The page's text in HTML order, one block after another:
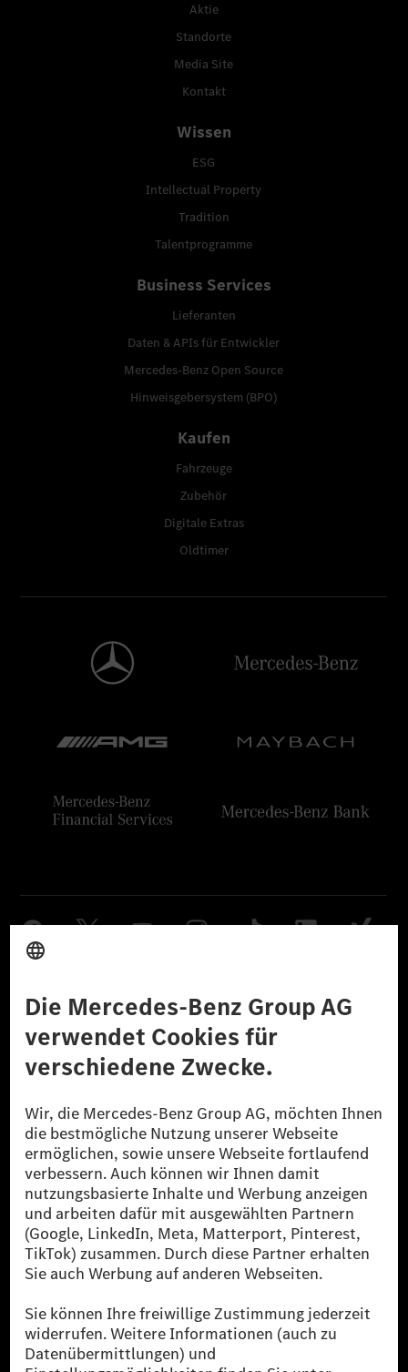
Aktie
Standorte
Media Site
Kontakt
Wissen
ESG
Intellectual Property
Tradition
Talentprogramme
Business Services
Lieferanten
Daten & APIs für Entwickler
Mercedes-Benz Open Source
Hinweisgebersystem (BPO)
Kaufen
Fahrzeuge
Zubehör
Digitale Extras
Oldtimer
Datenschutz Lizenzhinweise Dritter Barrierefreiheit
© 2026 Mercedes-Benz Group AG. Alle Rechte vorbehalten.
[1] Bilanziell CO₂-neutral bedeutet, dass nicht vermiedene oder nicht
reduzierte CO₂-Emissionen bei der Mercedes-Benz Group durch
zertifizierte Ausgleichsprojekte kompensiert werden.
[2] Renewable Charging ist ein integraler Bestandteil von MB.CHARGE
Public in Europa, den USA, Kanada und China. Sofern an der jeweiligen
Ladestation noch kein Strom aus erneuerbaren Energien vorliegt,
verwendet Renewable Charging Grünstromzertifikate*. Diese stellen
sicher, dass für Ladevorgänge über MB.CHARGE Public eine äquivalente
Strommenge aus erneuerbaren Energien ins Stromnetz eingespeist wird.
als sechs Jahre sind.
* Inkl. EKOenergy Ökolabel
* Die angegebenen Werte wurden nach dem vorgeschriebenen
Messverfahren WLTP (Worldwide harmonised Light vehicles Test